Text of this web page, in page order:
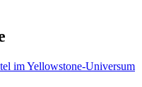
im Yellowstone-Universum